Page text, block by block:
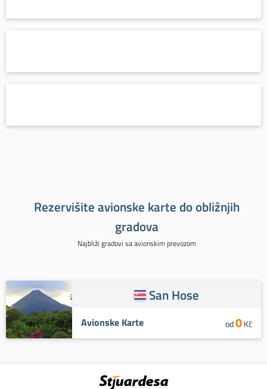
Rezervišite avionske karte do obližnjih
gradova
Najbliži gradovi sa avionskim prevozom
San Hose
Avionske Karte od0Kč